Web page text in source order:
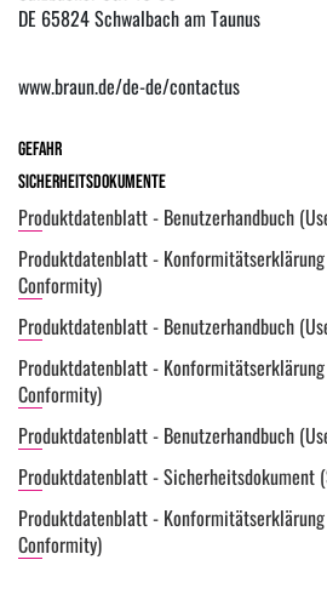
DE 65824 Schwalbach am Taunus
www.braun.de/de-de/contactus
Gefahr
Sicherheitsdokumente
Produktdatenblatt - Benutzerhandbuch
Produktdatenblatt -
Conformity)
Produktdatenblatt - Benutzerhandbuch
Produktdatenblatt -
Conformity)
Produktdatenblatt - Benutzerhandbuch
Produktdatenblatt - Sicherheitsdokument
Produktdatenblatt -
Conformity)